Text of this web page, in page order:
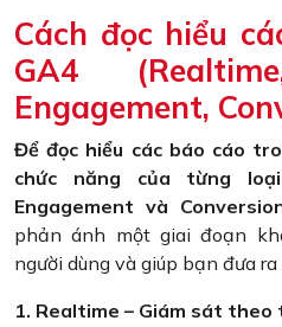
Cách đọc hiểu
GA4
Engagement,
Để đọc hiểu các báo cáo
chức năng của từng
Engagement và
phản ánh một giai đoạn
người dùng và giúp bạn đưa
1. Realtime – Giám sát